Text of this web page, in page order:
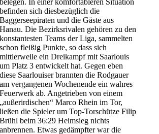
belegen. In einer komfortableren Situation
befinden sich diesbezüglich die
Baggerseepiraten und die Gäste aus
Hanau. Die Bezirksrivalen gehören zu den
konstantesten Teams der Liga, sammelten
schon fleißig Punkte, so dass sich
mittlerweile ein Dreikampf mit Saarlouis
um Platz 3 entwickelt hat. Gegen eben
diese Saarlouiser brannten die Rodgauer
am vergangenen Wochenende ein wahres
Feuerwerk ab. Angetrieben von einem
„außerirdischen“ Marco Rhein im Tor,
ließen die Spieler um Top-Torschütze Filip
Brühl beim 36:29 Heimsieg nichts
anbrennen. Etwas gedämpfter war die